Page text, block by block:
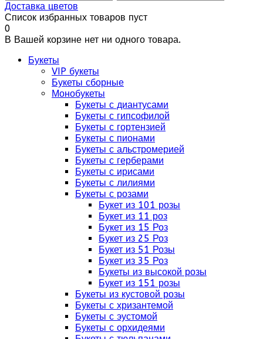
Доставка цветов
Список избранных товаров пуст
0
В Вашей корзине нет ни одного товара.
Букеты
VIP букеты
Букеты сборные
Монобукеты
Букеты с диантусами
Букеты с гипсофилой
Букеты с гортензией
Букеты с пионами
Букеты с альстромерией
Букеты с герберами
Букеты с ирисами
Букеты с лилиями
Букеты с розами
Букет из 101 розы
Букет из 11 роз
Букет из 15 Роз
Букет из 25 Роз
Букет из 51 Розы
Букет из 35 Роз
Букеты из высокой розы
Букет из 151 розы
Букеты из кустовой розы
Букеты с хризантемой
Букеты с эустомой
Букеты с орхидеями